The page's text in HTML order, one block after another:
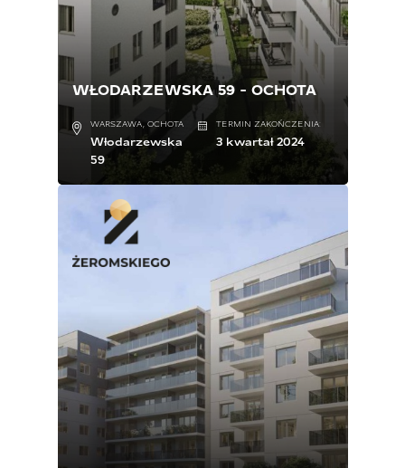
WŁODARZEWSKA 59 - OCHOTA
WARSZAWA, OCHOTA
Włodarzewska
59
TERMIN ZAKOŃCZENIA:
3 kwartał 2024